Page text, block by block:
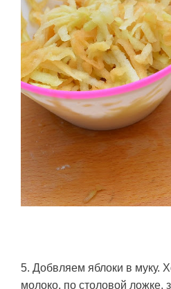
5. Добвляем яблоки в
молоко, по столовой ложке,